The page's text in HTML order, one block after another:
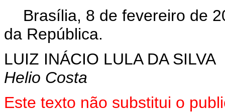
Brasília, 8 de fevereiro de
da República.
LUIZ INÁCIO LULA DA SILVA
Helio Costa
Este texto não substitui o